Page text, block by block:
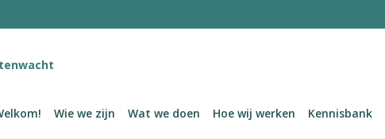
Wie we zijn Wat we doen Hoe wij werken Kennisbank